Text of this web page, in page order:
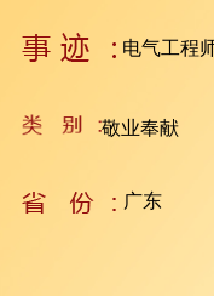
电气工程
敬业奉献
广东